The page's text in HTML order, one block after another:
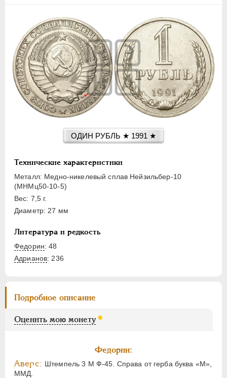
ОДИН РУБЛЬ ★ 1991 ★
Технические характеристики
Металл: Медно-никелевый сплав Нейзильбер-10
(МНМц50-10-5)
Вес: 7,5 г.
Диаметр: 27 мм
Литература и редкость
Федорин: 48
Адрианов: 236
Подробное описание
Оценить мою монету
Федорин:
Аверс: Штемпель 3 М Ф-45. Справа от герба буква «М»,
ММД.
5 КОПЕЕК
10 КОПЕЕК
15 КОПЕЕК
20 КОПЕЕК
50 КОПЕЕК
ПОЛТИННИК
1 РУБЛЬ
10 РУБЛЕЙ
ЧЕРВОНЕЦ